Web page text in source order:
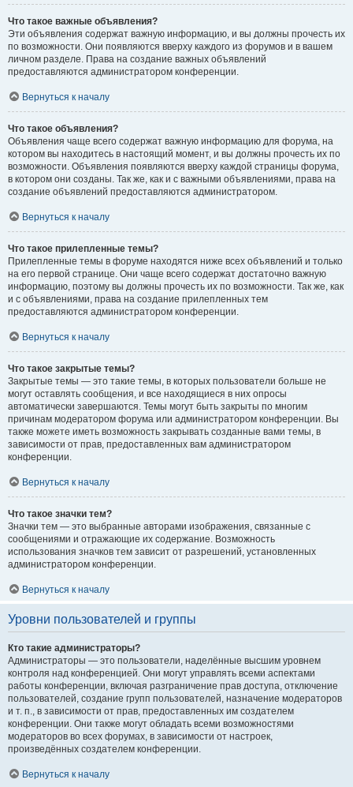
Что такое важные объявления?
Эти объявления содержат важную информацию, и вы должны прочесть их
по возможности. Они появляются вверху каждого из форумов и в вашем
личном разделе. Права на создание важных объявлений
предоставляются администратором конференции.
Вернуться к началу
Что такое объявления?
Объявления чаще всего содержат важную информацию для форума, на
котором вы находитесь в настоящий момент, и вы должны прочесть их по
возможности. Объявления появляются вверху каждой страницы форума,
в котором они созданы. Так же, как и с важными объявлениями, права на
создание объявлений предоставляются администратором.
Вернуться к началу
Что такое прилепленные темы?
Прилепленные темы в форуме находятся ниже всех объявлений и только
на его первой странице. Они чаще всего содержат достаточно важную
информацию, поэтому вы должны прочесть их по возможности. Так же, как
и с объявлениями, права на создание прилепленных тем
предоставляются администратором конференции.
Вернуться к началу
Что такое закрытые темы?
Закрытые темы — это такие темы, в которых пользователи больше не
могут оставлять сообщения, и все находящиеся в них опросы
автоматически завершаются. Темы могут быть закрыты по многим
причинам модератором форума или администратором конференции. Вы
также можете иметь возможность закрывать созданные вами темы, в
зависимости от прав, предоставленных вам администратором
конференции.
Вернуться к началу
Что такое значки тем?
Значки тем — это выбранные авторами изображения, связанные с
сообщениями и отражающие их содержание. Возможность
использования значков тем зависит от разрешений, установленных
администратором конференции.
Вернуться к началу
Уровни пользователей и группы
Кто такие администраторы?
Администраторы — это пользователи, наделённые высшим уровнем
контроля над конференцией. Они могут управлять всеми аспектами
работы конференции, включая разграничение прав доступа, отключение
пользователей, создание групп пользователей, назначение модераторов
и т. п., в зависимости от прав, предоставленных им создателем
конференции. Они также могут обладать всеми возможностями
модераторов во всех форумах, в зависимости от настроек,
произведённых создателем конференции.
Вернуться к началу